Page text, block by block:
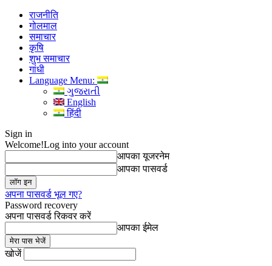
राजनीति
गोलमाल
समाचार
कृषि
शुभ समाचार
गांधी
Language Menu:
ગુજરાતી
English
हिंदी
Sign in
Welcome!Log into your account
आपका यूजरनेम
आपका पासवर्ड
अपना पासवर्ड भूल गए?
Password recovery
अपना पासवर्ड रिकवर करें
आपका ईमेल
खोजें